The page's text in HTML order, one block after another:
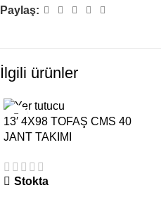
Paylaş:
İlgili ürünler
13′ 4X98 TOFAŞ CMS 40
JANT TAKIMI
Stokta